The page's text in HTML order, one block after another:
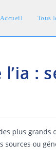
Accueil Tous
:
plus
sources ou